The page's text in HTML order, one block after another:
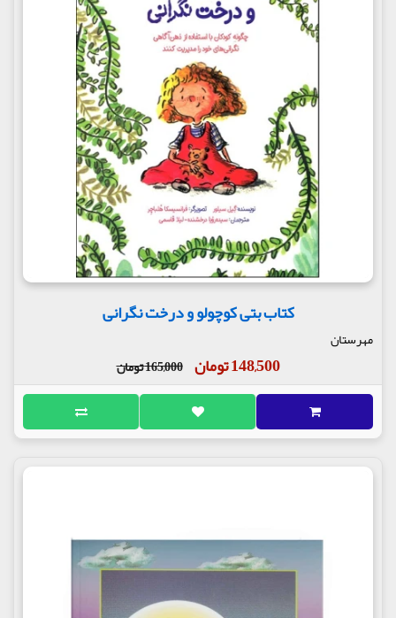
کتاب بتی کوچولو و درخت نگرانی
مهرستان
148,500 تومان 165,000 تومان